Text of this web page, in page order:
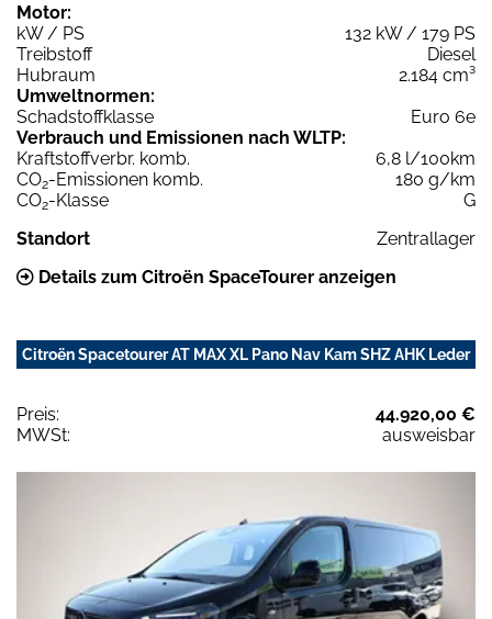
Motor:
kW / PS
132 kW / 179 PS
Treibstoff
Diesel
Hubraum
2.184 cm³
Umweltnormen:
Schadstoffklasse
Euro 6e
Verbrauch und Emissionen nach WLTP:
Kraftstoffverbr. komb.
6,8 l/100km
CO2-Emissionen komb.
180 g/km
CO2-Klasse
G
Standort
Zentrallager
Details zum Citroën SpaceTourer anzeigen
Citroën Spacetourer AT MAX XL Pano Nav Kam SHZ AHK Leder
Preis:
44.920,00 €
MWSt:
ausweisbar